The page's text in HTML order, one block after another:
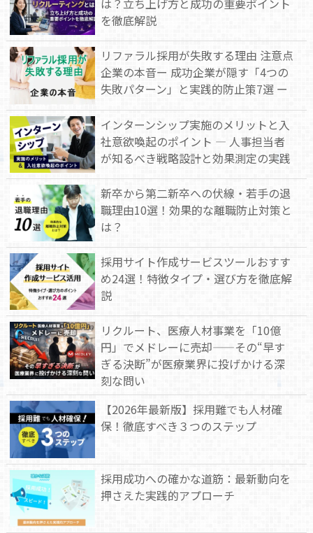
は？立ち上げ方と成功の重要ポイント
を徹底解説
リファラル採用が失敗する理由 注意点
企業の本音ー 成功企業が隠す「4つの
失敗パターン」と実践的防止策7選 ー
インターンシップ実施のメリットと入
社意欲喚起のポイント — 人事担当者
が知るべき戦略設計と効果測定の実践
新卒から第二新卒への伏線・若手の退
職理由10選！効果的な離職防止対策と
は？
採用サイト作成サービスツールおすす
め24選！特徴タイプ・選び方を徹底解
説
リクルート、医療人材事業を「10億
円」でメドレーに売却——その“早す
ぎる決断”が医療業界に投げかける深
刻な問い
【2026年最新版】採用難でも人材確
保！徹底すべき３つのステップ
採用成功への確かな道筋：最新動向を
押さえた実践的アプローチ